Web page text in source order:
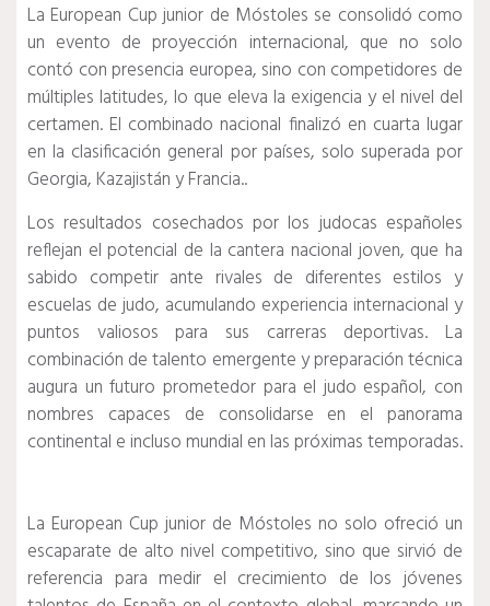
La European Cup junior de Móstoles se consolidó como
un evento de proyección internacional, que no solo
contó con presencia europea, sino con competidores de
múltiples latitudes, lo que eleva la exigencia y el nivel del
certamen. El combinado nacional finalizó en cuarta lugar
en la clasificación general por países, solo superada por
Georgia, Kazajistán y Francia..
Los resultados cosechados por los judocas españoles
reflejan el potencial de la cantera nacional joven, que ha
sabido competir ante rivales de diferentes estilos y
escuelas de judo, acumulando experiencia internacional y
puntos valiosos para sus carreras deportivas. La
combinación de talento emergente y preparación técnica
augura un futuro prometedor para el judo español, con
nombres capaces de consolidarse en el panorama
continental e incluso mundial en las próximas temporadas.
La European Cup junior de Móstoles no solo ofreció un
escaparate de alto nivel competitivo, sino que sirvió de
referencia para medir el crecimiento de los jóvenes